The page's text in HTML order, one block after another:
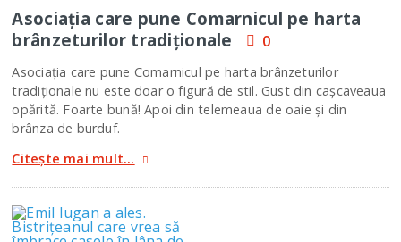
Asociaţia care pune Comarnicul pe harta
brânzeturilor tradiţionale
0
Asociaţia care pune Comarnicul pe harta brânzeturilor
tradiţionale nu este doar o figură de stil. Gust din caşcaveaua
opărită. Foarte bună! Apoi din telemeaua de oaie şi din
brânza de burduf.
Citește mai mult...